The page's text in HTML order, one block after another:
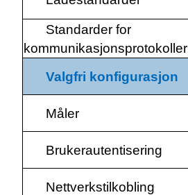
Standarder for
kommunikasjonsprotokoller
Valgfri konfigurasjon
Måler
Brukerautentisering
Nettverkstilkobling